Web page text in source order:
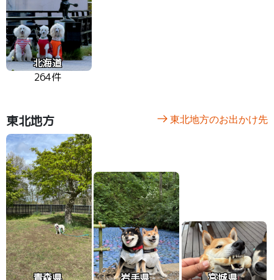
北海道
264件
東北地方 東北地方のお出かけ先